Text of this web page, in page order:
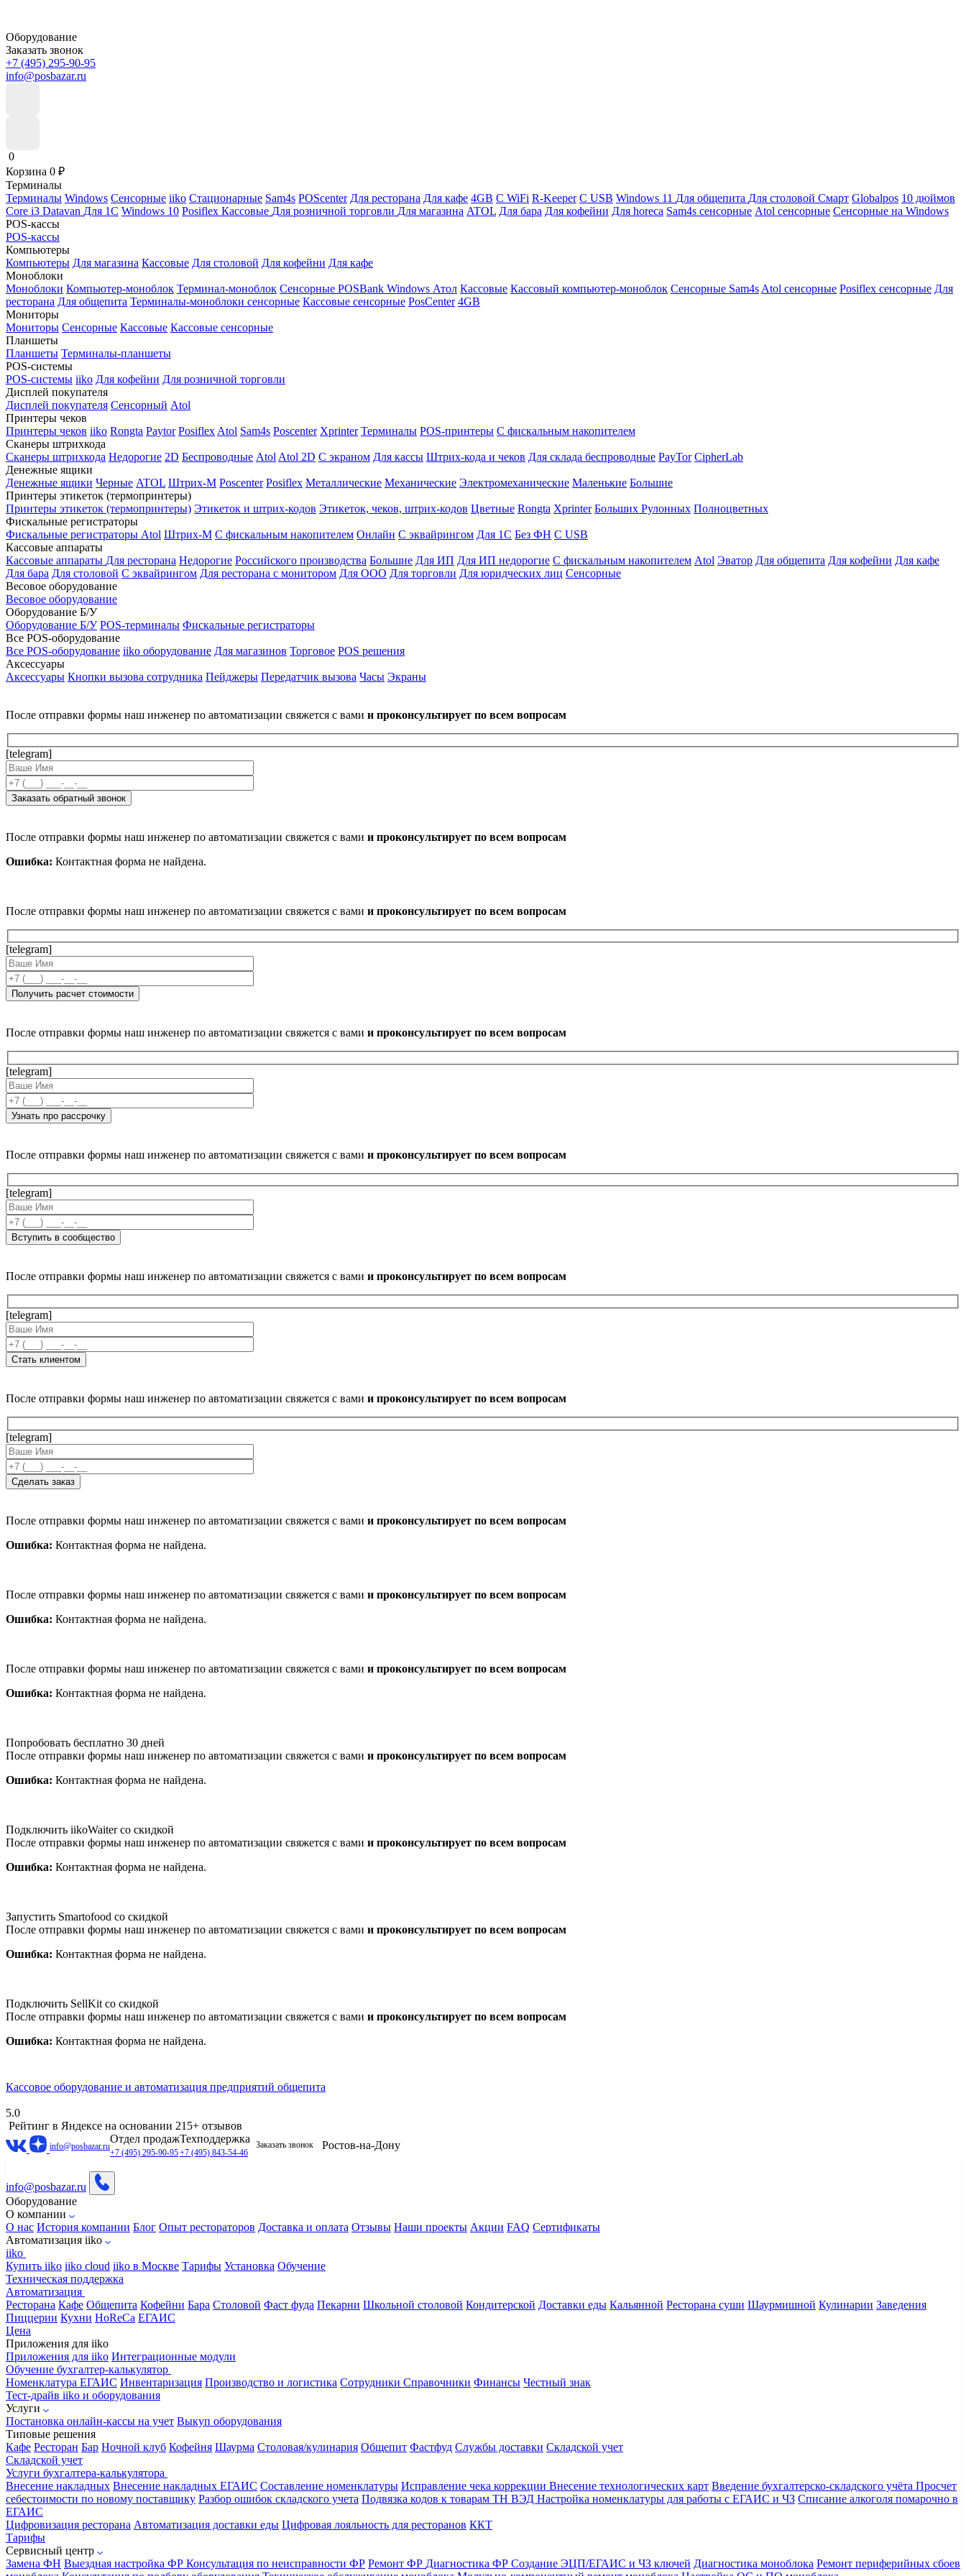
Оборудование
Заказать звонок
+7 (495) 295-90-95
info@posbazar.ru
0
Корзина 0 ₽
Терминалы
Терминалы Windows Сенсорные iiko Стационарные Sam4s POScenter Для ресторана Для кафе 4GB С WiFi R-Keeper С USB Windows 11 Для общепита Для столовой Смарт Globalpos 10 дюймов
Core i3 Datavan Для 1С Windows 10 Posiflex Кассовые Для розничной торговли Для магазина ATOL Для бара Для кофейни Для horeca Sam4s сенсорные Atol сенсорные Сенсорные на Windows
POS-кассы
POS-кассы
Компьютеры
Компьютеры Для магазина Кассовые Для столовой Для кофейни Для кафе
Моноблоки
Моноблоки Компьютер-моноблок Терминал-моноблок Сенсорные POSBank Windows Атол Кассовые Кассовый компьютер-моноблок Сенсорные Sam4s Atol сенсорные Posiflex сенсорные Для
ресторана Для общепита Терминалы-моноблоки сенсорные Кассовые сенсорные PosCenter 4GB
Мониторы
Мониторы Сенсорные Кассовые Кассовые сенсорные
Планшеты
Планшеты Терминалы-планшеты
POS-системы
POS-системы iiko Для кофейни Для розничной торговли
Дисплей покупателя
Дисплей покупателя Сенсорный Atol
Принтеры чеков
Принтеры чеков iiko Rongta Paytor Posiflex Atol Sam4s Poscenter Xprinter Терминалы POS-принтеры С фискальным накопителем
Сканеры штрихкода
Сканеры штрихкода Недорогие 2D Беспроводные Atol Atol 2D С экраном Для кассы Штрих-кода и чеков Для склада беспроводные PayTor CipherLab
Денежные ящики
Денежные ящики Черные ATOL Штрих-М Poscenter Posiflex Металлические Механические Электромеханические Маленькие Большие
Принтеры этикеток (термопринтеры)
Принтеры этикеток (термопринтеры) Этикеток и штрих-кодов Этикеток, чеков, штрих-кодов Цветные Rongta Xprinter Больших Рулонных Полноцветных
Фискальные регистраторы
Фискальные регистраторы Atol Штрих-М С фискальным накопителем Онлайн С эквайрингом Для 1С Без ФН С USB
Кассовые аппараты
Кассовые аппараты Для ресторана Недорогие Российского производства Большие Для ИП Для ИП недорогие С фискальным накопителем Atol Эватор Для общепита Для кофейни Для кафе
Для бара Для столовой С эквайрингом Для ресторана с монитором Для ООО Для торговли Для юридческих лиц Сенсорные
Весовое оборудование
Весовое оборудование
Оборудование Б/У
Оборудование Б/У POS-терминалы Фискальные регистраторы
Все POS-оборудование
Все POS-оборудование iiko оборудование Для магазинов Торговое POS решения
Аксессуары
Аксессуары Кнопки вызова сотрудника Пейджеры Передатчик вызова Часы Экраны
После отправки формы наш инженер по автоматизации свяжется с вами и проконсультирует по всем вопросам
[telegram]
После отправки формы наш инженер по автоматизации свяжется с вами и проконсультирует по всем вопросам
Ошибка: Контактная форма не найдена.
После отправки формы наш инженер по автоматизации свяжется с вами и проконсультирует по всем вопросам
[telegram]
После отправки формы наш инженер по автоматизации свяжется с вами и проконсультирует по всем вопросам
[telegram]
После отправки формы наш инженер по автоматизации свяжется с вами и проконсультирует по всем вопросам
[telegram]
После отправки формы наш инженер по автоматизации свяжется с вами и проконсультирует по всем вопросам
[telegram]
После отправки формы наш инженер по автоматизации свяжется с вами и проконсультирует по всем вопросам
[telegram]
После отправки формы наш инженер по автоматизации свяжется с вами и проконсультирует по всем вопросам
Ошибка: Контактная форма не найдена.
После отправки формы наш инженер по автоматизации свяжется с вами и проконсультирует по всем вопросам
Ошибка: Контактная форма не найдена.
После отправки формы наш инженер по автоматизации свяжется с вами и проконсультирует по всем вопросам
Ошибка: Контактная форма не найдена.
Попробовать бесплатно 30 дней
После отправки формы наш инженер по автоматизации свяжется с вами и проконсультирует по всем вопросам
Ошибка: Контактная форма не найдена.
Подключить iikoWaiter со скидкой
После отправки формы наш инженер по автоматизации свяжется с вами и проконсультирует по всем вопросам
Ошибка: Контактная форма не найдена.
Запустить Smartofood со скидкой
После отправки формы наш инженер по автоматизации свяжется с вами и проконсультирует по всем вопросам
Ошибка: Контактная форма не найдена.
Подключить SellKit со скидкой
После отправки формы наш инженер по автоматизации свяжется с вами и проконсультирует по всем вопросам
Ошибка: Контактная форма не найдена.
Кассовое оборудование и автоматизация предприятий общепита
5.0
Рейтинг в Яндексе на основании 215+ отзывов
info@posbazar.ru
Отдел продаж
+7 (495) 295-90-95
Техподдержка
+7 (495) 843-54-46
Заказать звонок ​Ростов-на-Дону
info@posbazar.ru
Оборудование
О компании
О нас История компании Блог Опыт рестораторов Доставка и оплата Отзывы Наши проекты Акции FAQ Сертификаты
Автоматизация iiko
iiko
Купить iiko iiko cloud iiko в Москве Тарифы Установка Обучение
Техническая поддержка
Автоматизация
Ресторана Кафе Общепита Кофейни Бара Столовой Фаст фуда Пекарни Школьной столовой Кондитерской Доставки еды Кальянной Ресторана суши Шаурмишной Кулинарии Заведения
Пиццерии Кухни HoReCa ЕГАИС
Цена
Приложения для iiko
Приложения для iiko Интеграционные модули
Обучение бухгалтер-калькулятор
Номенклатура ЕГАИС Инвентаризация Производство и логистика Сотрудники Справочники Финансы Честный знак
Тест-драйв iiko и оборудования
Услуги
Постановка онлайн-кассы на учет Выкуп оборудования
Типовые решения
Кафе Ресторан Бар Ночной клуб Кофейня Шаурма Столовая/кулинария Общепит Фастфуд Службы доставки Складской учет
Складской учет
Услуги бухгалтера-калькулятора
Внесение накладных Внесение накладных ЕГАИС Составление номенклатуры Исправление чека коррекции Внесение технологических карт Введение бухгалтерско-складского учёта Просчет
себестоимости по новому поставщику Разбор ошибок складского учета Подвязка кодов к товарам ТН ВЭД Настройка номенклатуры для работы с ЕГАИС и ЧЗ Списание алкоголя помарочно в
ЕГАИС
Цифровизация ресторана Автоматизация доставки еды Цифровая лояльность для ресторанов ККТ
Тарифы
Сервисный центр
Замена ФН Выездная настройка ФР Консультация по неисправности ФР Ремонт ФР Диагностика ФР Создание ЭЦП/ЕГАИС и ЧЗ ключей Диагностика моноблока Ремонт периферийных сбоев